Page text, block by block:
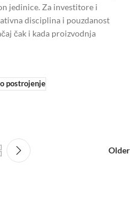
jedinice. Za investitore i
disciplina i pouzdanost
čak i kada proizvodnja
postrojenje
Older